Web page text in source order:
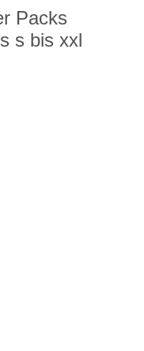
Packs
s bis xxl